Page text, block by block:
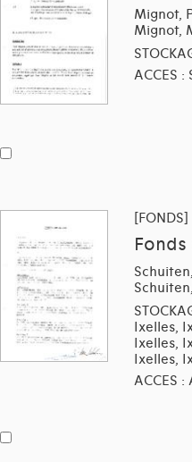
Mignot,
Mignot,
ACCES
[FONDS]
Fonds
Ixelles,
Ixelles,
Ixelles,
ACCES